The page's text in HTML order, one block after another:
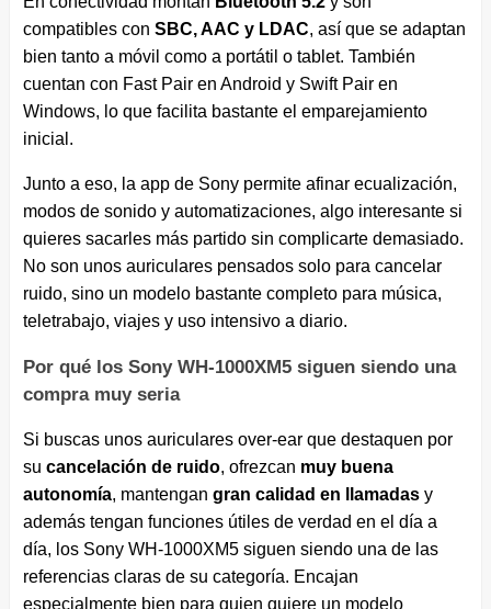
compatibles con SBC, AAC y LDAC, así que se adaptan
bien tanto a móvil como a portátil o tablet. También
cuentan con Fast Pair en Android y Swift Pair en
Windows, lo que facilita bastante el emparejamiento
inicial.
Junto a eso, la app de Sony permite afinar ecualización,
modos de sonido y automatizaciones, algo interesante si
quieres sacarles más partido sin complicarte demasiado.
No son unos auriculares pensados solo para cancelar
ruido, sino un modelo bastante completo para música,
teletrabajo, viajes y uso intensivo a diario.
Por qué los Sony WH-1000XM5 siguen siendo una
compra muy seria
Si buscas unos auriculares over-ear que destaquen por
su cancelación de ruido, ofrezcan muy buena
autonomía, mantengan gran calidad en llamadasy
además tengan funciones útiles de verdad en el día a
día, los Sony WH-1000XM5 siguen siendo una de las
referencias claras de su categoría. Encajan
especialmente bien para quien quiere un modelo